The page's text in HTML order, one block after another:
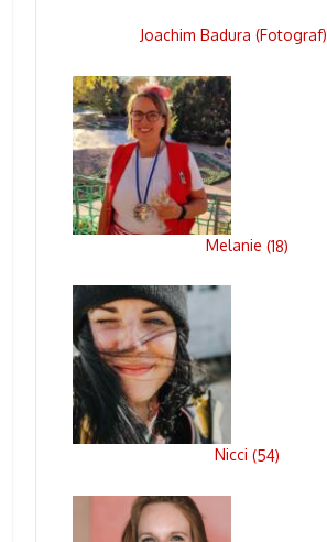
Joachim Badura (Fotograf)
Melanie (18)
Nicci (54)